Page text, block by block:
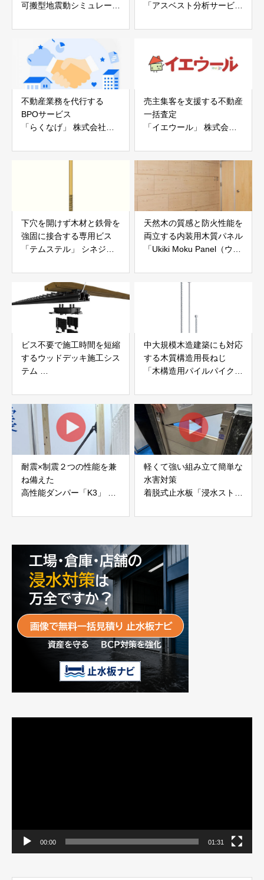
可搬型地震動シミュレータ
白山工業株式会社
「アスベスト分析サービ
不動産業務を代行する
BPOサービス
「らくなげ」 株式会社い
売主集客を支援する不動産
一括査定
「イエウール」 株式会社
下穴を開けず木材と鉄骨を
強固に接合する専用ビス
「テムステル」 シネジッ
天然木の質感と防火性能を
両立する内装用木質パネル
「Ukiki Moku Panel（ウキ
社サンパテック
ビス不要で施工時間を短縮
するウッドデッキ施工シス
テム
JAPAN
中大規模木造建築にも対応
する木質構造用長ねじ
「木構造用パイルパイクビ
耐震×制震２つの性能を兼
ね備えた
高性能ダンパー「K3」 富
軽くて強い組み立て簡単な
水害対策
着脱式止水板「浸水ストッ
富士工業株式会社
00:00 01:31